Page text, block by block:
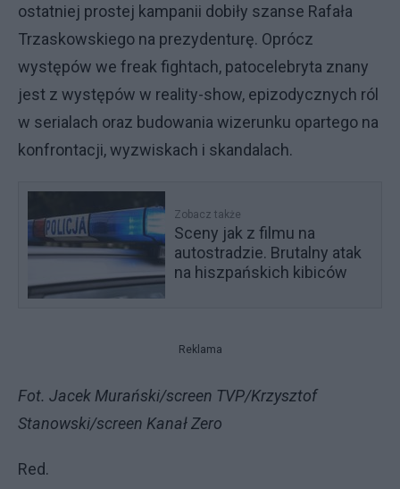
ostatniej prostej kampanii dobiły szanse Rafała
Trzaskowskiego na prezydenturę. Oprócz
występów we freak fightach, patocelebryta znany
jest z występów w reality-show, epizodycznych ról
w serialach oraz budowania wizerunku opartego na
konfrontacji, wyzwiskach i skandalach.
Zobacz także
Sceny jak z filmu na
autostradzie. Brutalny atak
na hiszpańskich kibiców
Reklama
Fot. Jacek Murański/screen TVP/Krzysztof
Stanowski/screen Kanał Zero
Red.